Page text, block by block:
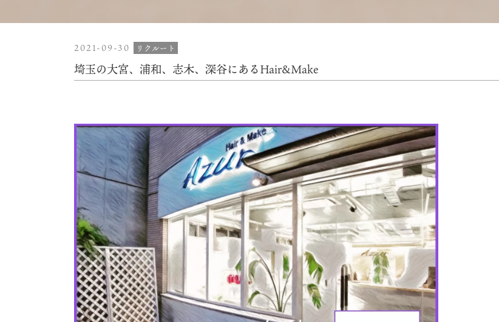
2021-09-30 リクルート
埼玉の大宮、浦和、志木、深谷にあるHair&Make